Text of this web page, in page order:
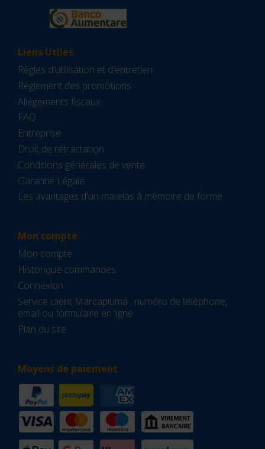
Liens Utiles
Règles d'utilisation et d'entretien
Règlement des promotions
Allégements fiscaux
FAQ
Entreprise
Droit de rétractation
Conditions générales de vente
Garantie Légale
Les avantages d'un matelas à mémoire de forme
Mon compte
Mon compte
Historique commandes
Connexion
Service client Marcapiuma : numéro de téléphone,
email ou formulaire en ligne
Plan du site
Moyens de paiement